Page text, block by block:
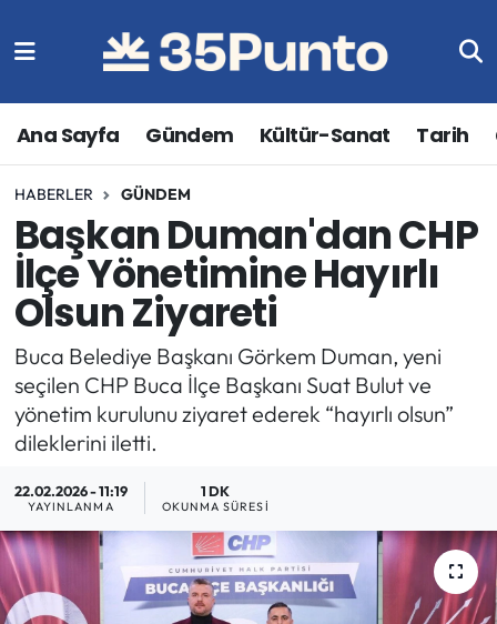
Ana Sayfa Gündem Kültür-Sanat Tarih
HABERLER GÜNDEM
Başkan Duman'dan CHP
İlçe Yönetimine Hayırlı
Olsun Ziyareti
Buca Belediye Başkanı Görkem Duman, yeni
seçilen CHP Buca İlçe Başkanı Suat Bulut ve
yönetim kurulunu ziyaret ederek “hayırlı olsun”
dileklerini iletti.
22.02.2026 - 11:19
YAYINLANMA
1 DK
OKUNMA SÜRESI